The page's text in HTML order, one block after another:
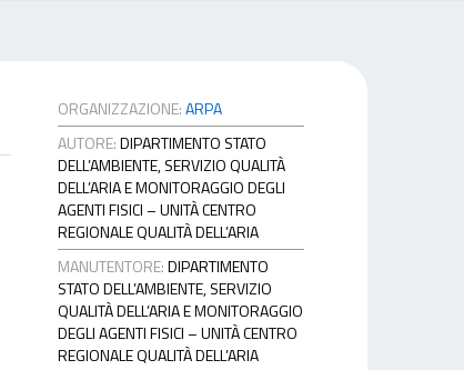
ORGANIZZAZIONE:ARPA
AUTORE:DIPARTIMENTO STATO
DELL’AMBIENTE, SERVIZIO QUALITÀ
DELL’ARIA E MONITORAGGIO DEGLI
AGENTI FISICI – UNITÀ CENTRO
REGIONALE QUALITÀ DELL’ARIA
MANUTENTORE:DIPARTIMENTO
STATO DELL’AMBIENTE, SERVIZIO
QUALITÀ DELL’ARIA E MONITORAGGIO
DEGLI AGENTI FISICI – UNITÀ CENTRO
REGIONALE QUALITÀ DELL’ARIA